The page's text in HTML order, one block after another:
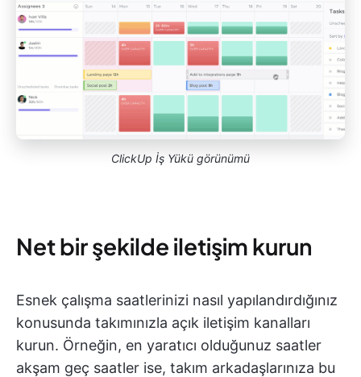
ClickUp İş Yükü görünümü
Net bir şekilde iletişim kurun
Esnek çalışma saatlerinizi nasıl yapılandırdığınız
konusunda takımınızla açık iletişim kanalları
kurun. Örneğin, en yaratıcı olduğunuz saatler
akşam geç saatler ise, takım arkadaşlarınıza bu